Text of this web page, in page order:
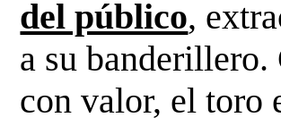
del público,
a su
con valor, el toro